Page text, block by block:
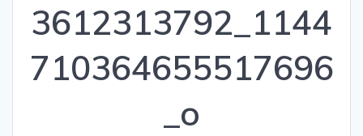
3612313792_1144
710364655517696
_o